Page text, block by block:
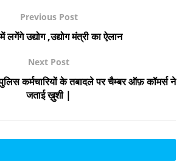
Previous Post
लगेंगे उद्योग ,उद्योग मंत्री का ऐलान
Next Post
कर्मचारियों के तबादले पर चैम्बर ऑफ़ कॉमर्स ने
जताई ख़ुशी |